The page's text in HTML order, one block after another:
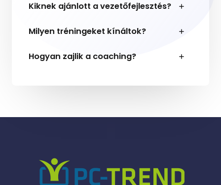
Kiknek ajánlott a vezetőfejlesztés?
Milyen tréningeket kínáltok?
Hogyan zajlik a coaching?